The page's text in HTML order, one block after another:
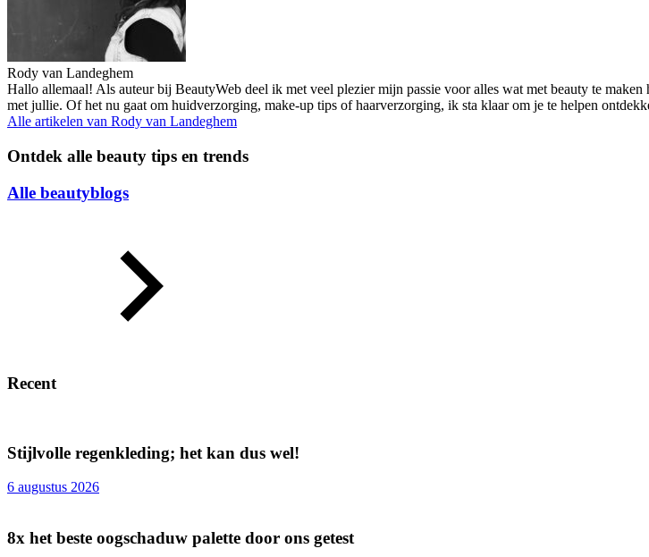
Rody van Landeghem
Hallo allemaal! Als auteur bij BeautyWeb deel ik met veel plezier mijn passie voor alles wat met beauty te
met jullie. Of het nu gaat om huidverzorging, make-up tips of haarverzorging, ik sta klaar om je te helpen
Alle artikelen van Rody van Landeghem
Ontdek alle beauty tips en trends
Alle beautyblogs
Recent
Stijlvolle regenkleding; het kan dus wel!
6 augustus 2026
8x het beste oogschaduw palette door ons getest